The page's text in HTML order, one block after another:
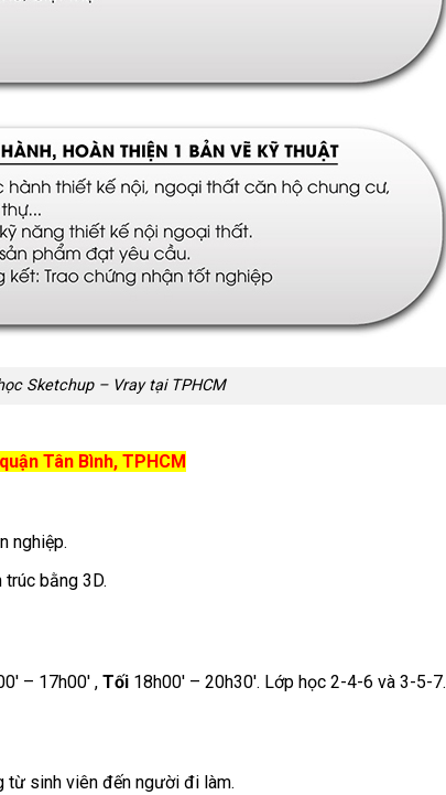
Sketchup – Vray tại TPHCM
Tân Bình, TPHCM
nghiệp.
trúc bằng 3D.
– 17h00′ , Tối 18h00′ – 20h30′. Lớp học 2-4-6 và 3-5-7.
từ sinh viên đến người đi làm.